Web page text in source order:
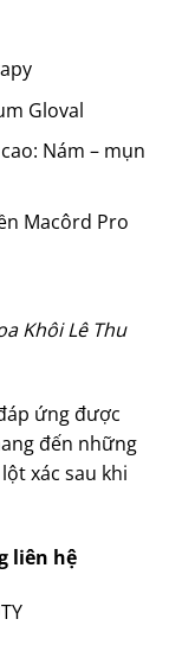
Gloval
Nám – mụn
Macôrd Pro
Khôi Lê Thu
ứng được
đến những
xác sau khi
liên hệ